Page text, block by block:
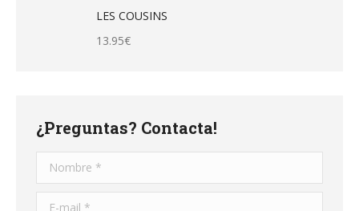
LES COUSINS
13.95€
¿Preguntas? Contacta!
Nombre *
E-mail *